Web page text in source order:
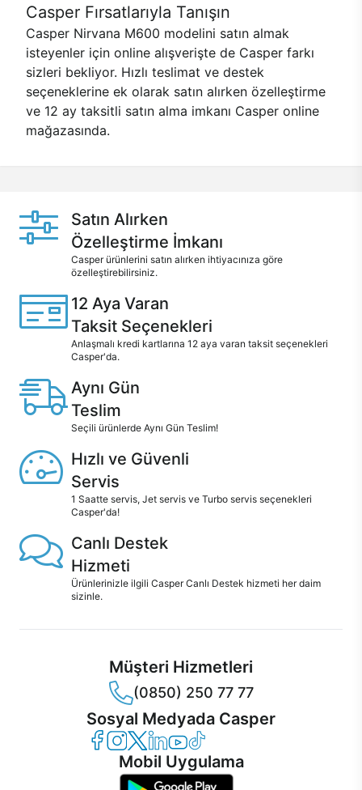
Casper Fırsatlarıyla Tanışın
Casper Nirvana M600 modelini satın almak
isteyenler için online alışverişte de Casper farkı
sizleri bekliyor. Hızlı teslimat ve destek
seçeneklerine ek olarak satın alırken özelleştirme
ve 12 ay taksitli satın alma imkanı Casper online
mağazasında.
Satın Alırken
Özelleştirme İmkanı
Casper ürünlerini satın alırken ihtiyacınıza göre
özelleştirebilirsiniz.
12 Aya Varan
Taksit Seçenekleri
Anlaşmalı kredi kartlarına 12 aya varan taksit seçenekleri
Casper'da.
Aynı Gün
Teslim
Seçili ürünlerde Aynı Gün Teslim!
Hızlı ve Güvenli
Servis
1 Saatte servis, Jet servis ve Turbo servis seçenekleri
Casper'da!
Canlı Destek
Hizmeti
Ürünlerinizle ilgili Casper Canlı Destek hizmeti her daim
sizinle.
Müşteri Hizmetleri
(0850) 250 77 77
Sosyal Medyada Casper
Casper Facebook
Casper Instagram
Casper Twitter
Casper LinkedIn
Casper YouTube
Casper TikTok
Mobil Uygulama